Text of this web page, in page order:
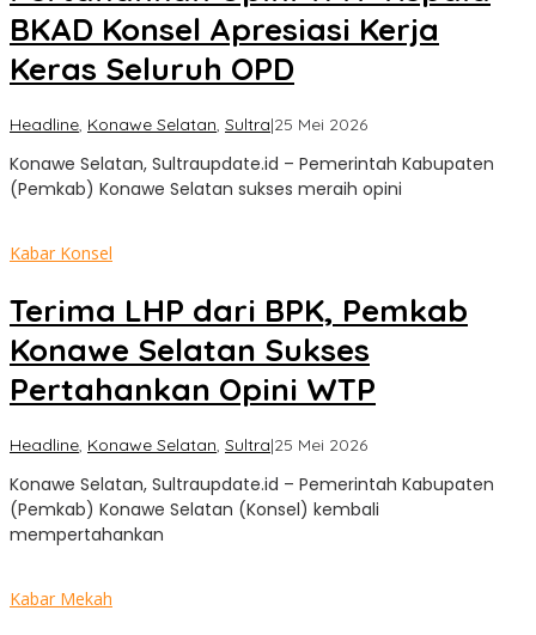
BKAD Konsel Apresiasi Kerja
Keras Seluruh OPD
Headline, Konawe Selatan, Sultra|25 Mei 2026oleh
Update
Konawe Selatan, Sultraupdate.id – Pemerintah Kabupaten
(Pemkab) Konawe Selatan sukses meraih opini
Kabar Konsel
Terima LHP dari BPK, Pemkab
Konawe Selatan Sukses
Pertahankan Opini WTP
Headline, Konawe Selatan, Sultra|25 Mei 2026oleh
Update
Konawe Selatan, Sultraupdate.id – Pemerintah Kabupaten
(Pemkab) Konawe Selatan (Konsel) kembali
mempertahankan
Kabar Mekah